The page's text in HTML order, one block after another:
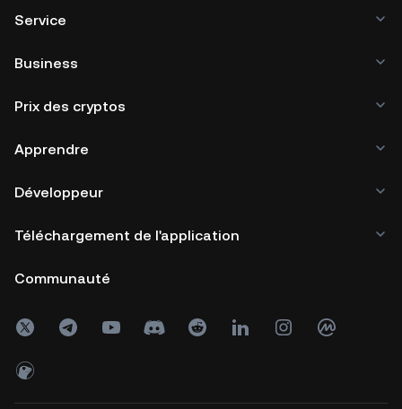
Service
Business
Prix des cryptos
Apprendre
Développeur
Téléchargement de l'application
Communauté